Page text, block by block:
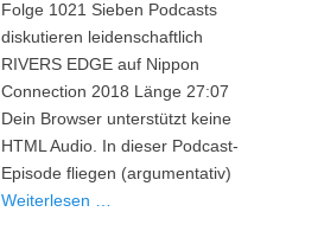
Folge 1021 Sieben Podcasts
diskutieren leidenschaftlich
RIVERS EDGE auf Nippon
Connection 2018 Länge 27:07
Dein Browser unterstützt keine
HTML Audio. In dieser Podcast-
Episode fliegen (argumentativ)
Weiterlesen …